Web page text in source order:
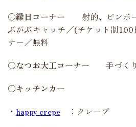
〇縁日コーナー 射的、ピンボ
ぶがぶキャッチ／(チケット制
ナー／無料
〇なつお大工コーナー 手づく
〇キッチンカー
・ happy crepe ：クレープ